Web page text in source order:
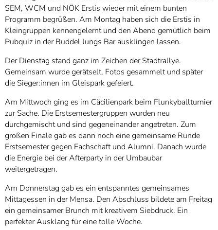
SEM, WCM und NÖK Erstis wieder mit einem bunten
Programm begrüßen. Am Montag haben sich die Erstis in
Kleingruppen kennengelernt und den Abend gemütlich beim
Pubquiz in der Buddel Jungs Bar ausklingen lassen.
Der Dienstag stand ganz im Zeichen der Stadtrallye.
Gemeinsam wurde gerätselt, Fotos gesammelt und später
die Sieger:innen im Gleispark gefeiert.
Am Mittwoch ging es im Cäcilienpark beim Flunkyballturnier
zur Sache. Die Erstsemestergruppen wurden neu
durchgemischt und sind gegeneinander angetreten. Zum
großen Finale gab es dann noch eine gemeinsame Runde
Erstsemester gegen Fachschaft und Alumni. Danach wurde
die Energie bei der Afterparty in der Umbaubar
weitergetragen.
Am Donnerstag gab es ein entspanntes gemeinsames
Mittagessen in der Mensa. Den Abschluss bildete am Freitag
ein gemeinsamer Brunch mit kreativem Siebdruck. Ein
perfekter Ausklang für eine tolle Woche.